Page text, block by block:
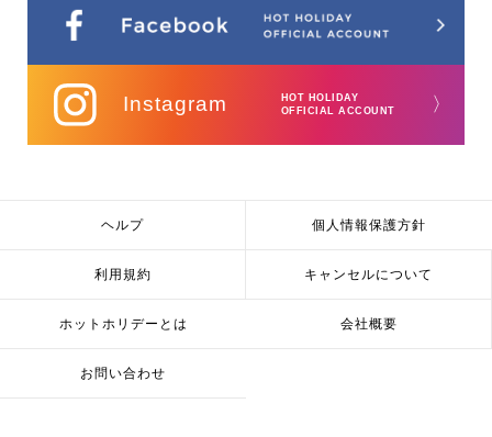
Instagram
HOT HOLIDAY
OFFICIAL ACCOUNT
〉
ヘルプ 個人情報保護方針
利用規約 キャンセルについて
ホットホリデーとは 会社概要
お問い合わせ